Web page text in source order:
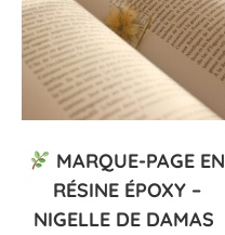
MARQUE-PAGE EN
RÉSINE ÉPOXY –
NIGELLE DE DAMAS